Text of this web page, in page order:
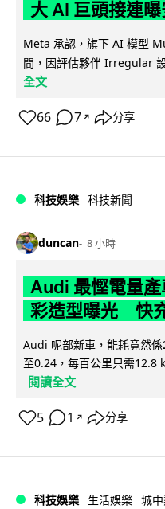
大 AI 巨頭接連
Meta 承認，旗下 AI 模型
間，因評估夥伴 Irregular
全文
66 7 ↗ 分享
科技娛樂 科技新聞
duncan 8 小時
Audi 最慳電量
彩造型曝光 快
Audi 呢部新車，能耗竟然
至0.24，每百公里只需12.8
閱讀全文
5 1 ↗ 分享
科技娛樂 生活娛樂 城